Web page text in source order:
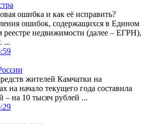
ошибка и как её исправить?
ошибок, содержащихся в Едином
реестре недвижимости (далее – ЕГРН),
...
жителей Камчатки на
на начало текущего года составила
– на 10 тысяч рублей ...